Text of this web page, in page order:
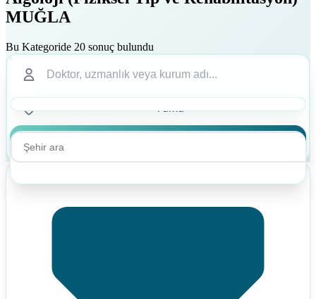
MUĞLA
Bu Kategoride 20 sonuç bulundu